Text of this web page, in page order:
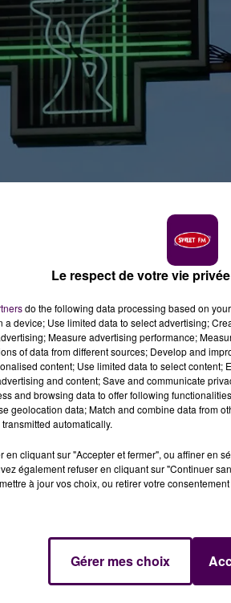
nombreuses officines gardent
sont obligées de rester
80% des 150 pharmacies
une revalorisation des
la-Loire et la préfecture ont
Le respect de votre vie
do the following data processing based on
a device; Use limited data to select advertising;
Measure advertising performance;
of data from different sources; Develop and
content; Use limited data to select content;
and content; Save and communicate
and browsing data to offer following
geolocation data; Match and combine data from
automatically.
en cliquant sur "Accepter et fermer", ou affiner en
également refuser en cliquant sur "Continuer
à jour vos choix, ou retirer votre
Gérer mes choix